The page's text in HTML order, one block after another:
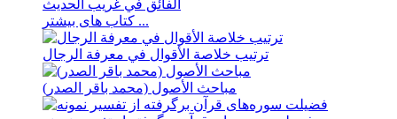
الفائق في غريب الحديث
کتاب های بیشتر ...
ترتيب خلاصة الأقوال في معرفة الرجال
مباحث الأصول (محمد باقر الصدر)